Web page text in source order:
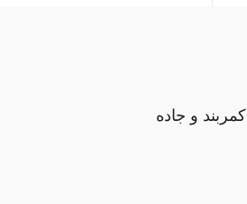
کمربند و جاده